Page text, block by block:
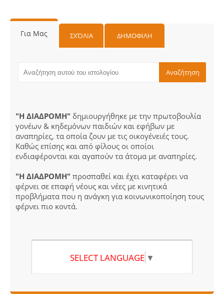
Για Μας ΣΧΌΛΙΑ ΔΗΜΟΦΙΛΗ
"Η ΔΙΑΔΡΟΜΗ" δημιουργήθηκε με την πρωτοβουλία
γονέων & κηδεμόνων παιδιών και εφήβων με
αναπηρίες, τα οποία ζουν με τις οικογένειές τους.
Καθώς επίσης και από φίλους οι οποίοι
ενδιαφέρονται και αγαπούν τα άτομα με αναπηρίες.
"Η ΔΙΑΔΡΟΜΗ" προσπαθεί και έχει καταφέρει να
φέρνει σε επαφή νέους και νέες με κινητικά
προβλήματα που η ανάγκη για κοινωνικοποίηση τους
φέρνει πιο κοντά.
SELECT LANGUAGE ▼